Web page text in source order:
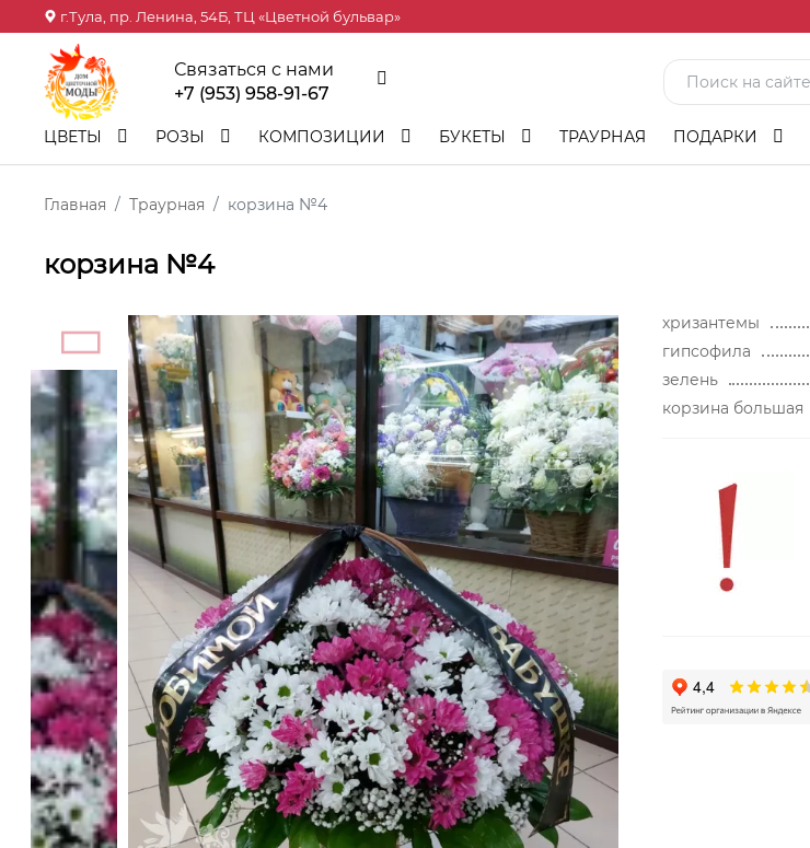
г.Тула, пр. Ленина, 54Б, ТЦ «Цветной бульвар»
Связаться с нами
+7 (953) 958-91-67
ЦВЕТЫ РОЗЫ КОМПОЗИЦИИ БУКЕТЫ ТРАУРНАЯ ПОДАРКИ
Главная Траурная корзина №4
корзина №4
хризантемы
гипсофила
зелень
корзина большая